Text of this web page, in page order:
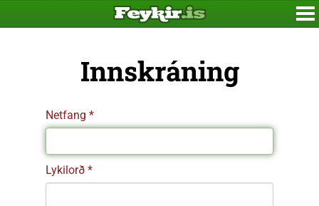
Innskráning
Netfang
Lykilorð